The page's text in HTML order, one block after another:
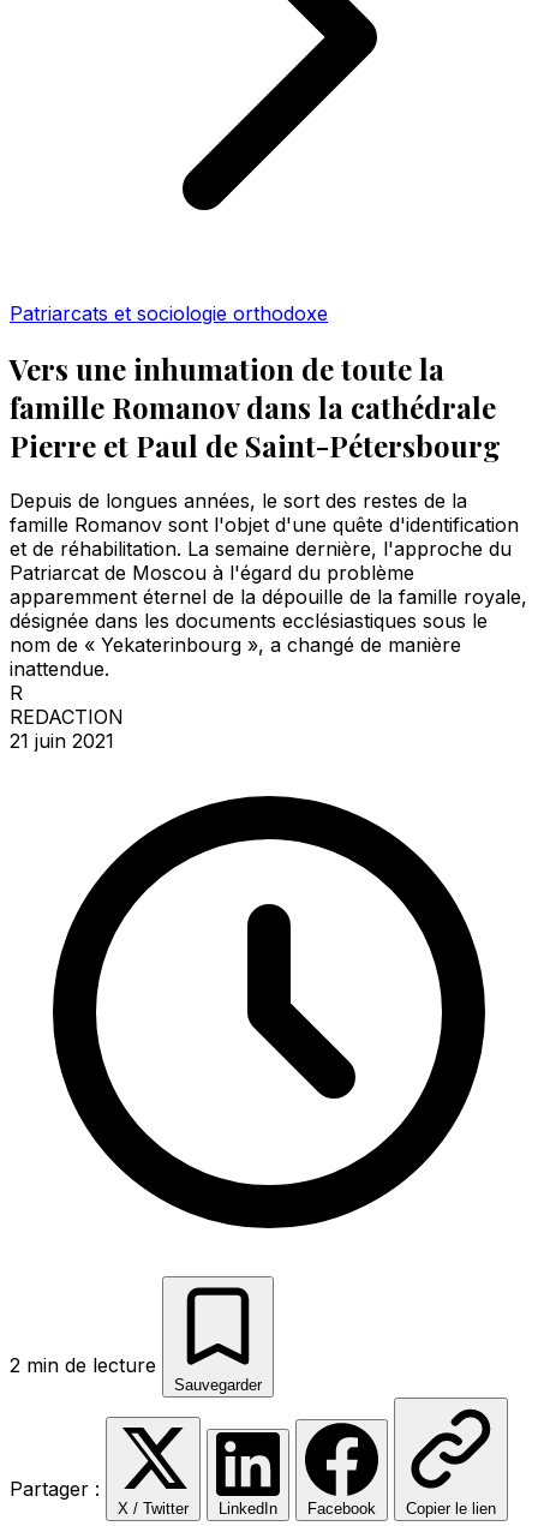
Patriarcats et sociologie orthodoxe
Vers une inhumation de toute la
famille Romanov dans la cathédrale
Pierre et Paul de Saint-Pétersbourg
Depuis de longues années, le sort des restes de la
famille Romanov sont l'objet d'une quête d'identification
et de réhabilitation. La semaine dernière, l'approche du
Patriarcat de Moscou à l'égard du problème
apparemment éternel de la dépouille de la famille royale,
désignée dans les documents ecclésiastiques sous le
nom de « Yekaterinbourg », a changé de manière
inattendue.
R
REDACTION
21 juin 2021
2 min de lecture
Sauvegarder
Partager :
X / Twitter LinkedIn Facebook Copier le lien